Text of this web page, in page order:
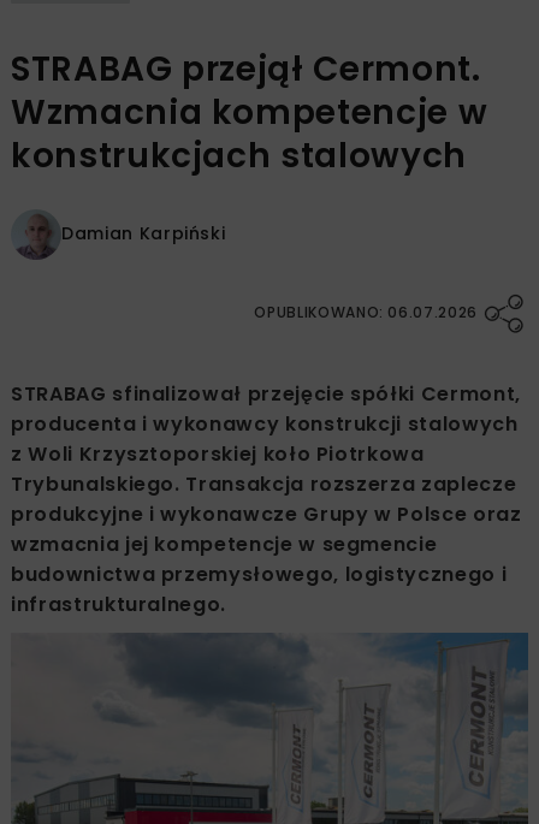
STRABAG przejął Cermont.
Wzmacnia kompetencje w
konstrukcjach stalowych
Damian Karpiński
OPUBLIKOWANO: 06.07.2026
STRABAG sfinalizował przejęcie spółki Cermont,
producenta i wykonawcy konstrukcji stalowych
z Woli Krzysztoporskiej koło Piotrkowa
Trybunalskiego. Transakcja rozszerza zaplecze
produkcyjne i wykonawcze Grupy w Polsce oraz
wzmacnia jej kompetencje w segmencie
budownictwa przemysłowego, logistycznego i
infrastrukturalnego.